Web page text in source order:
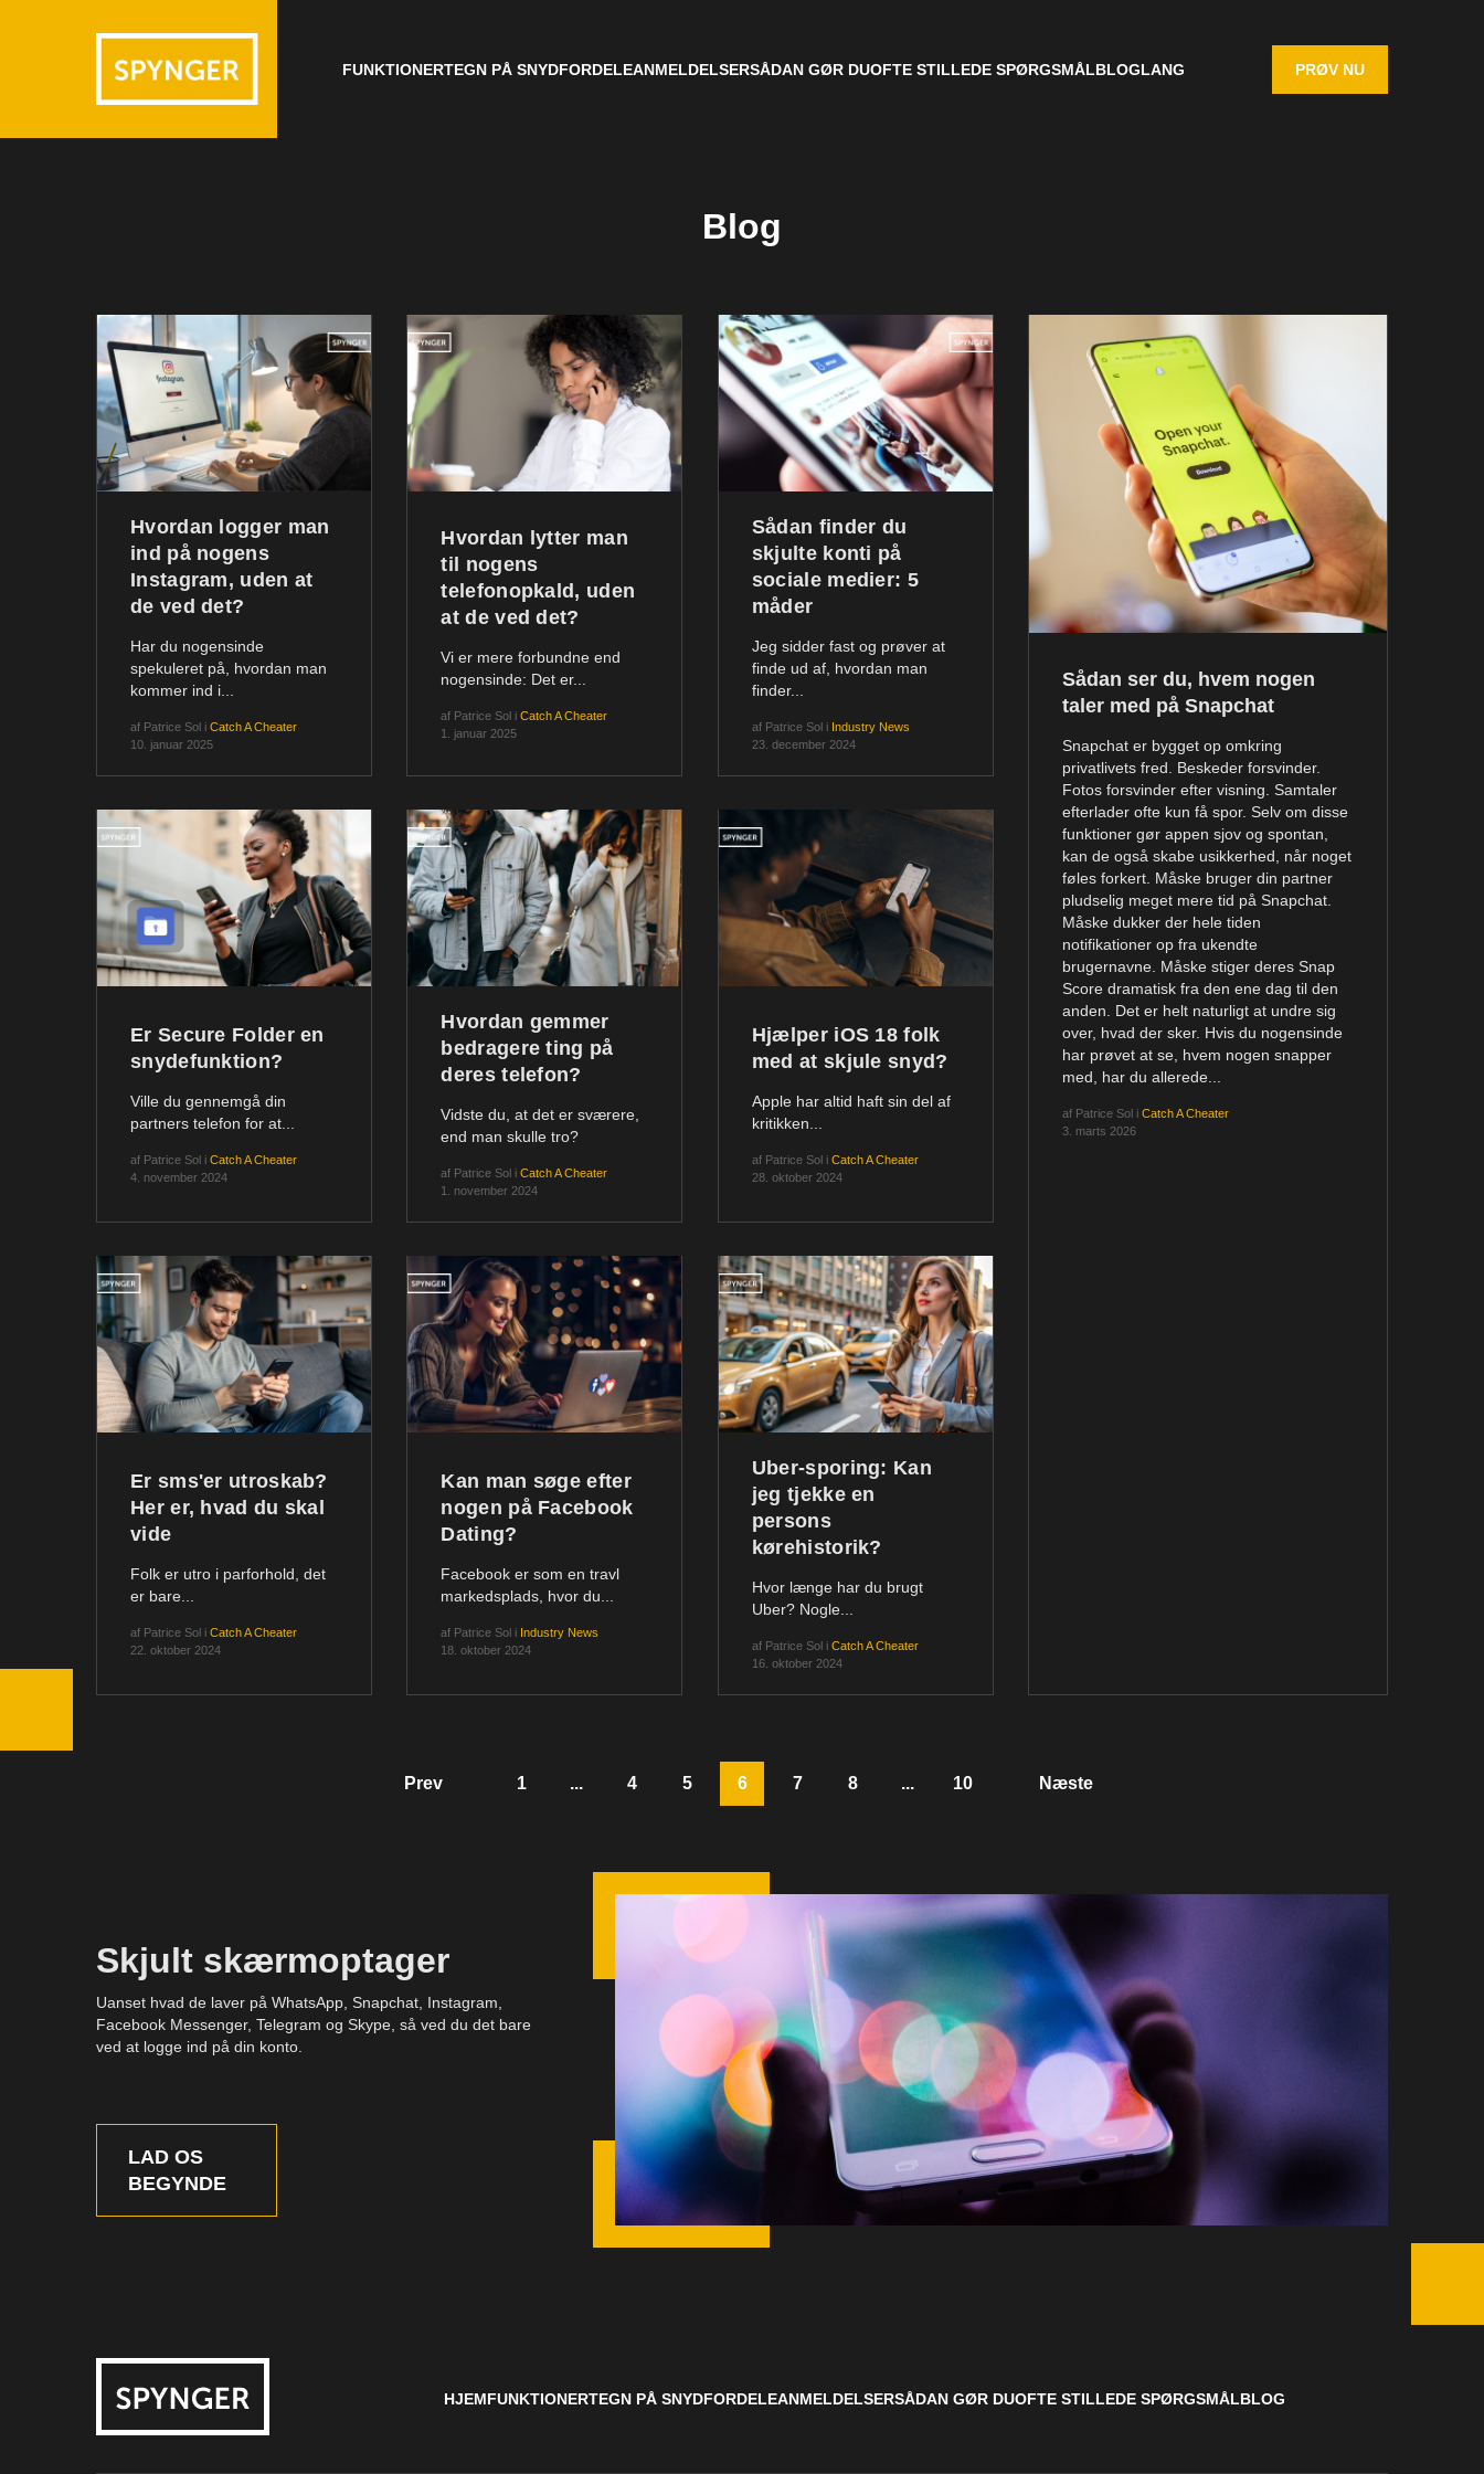
FUNKTIONERTEGN PÅ SNYDFORDELEANMELDELSERSÅDAN GØR DUOFTE STILLEDE SPØRGSMÅLBLOGLANG PRØV NU
Blog
Hvordan logger man
ind på nogens
Instagram, uden at
de ved det?
Har du nogensinde
spekuleret på, hvordan man
kommer ind i...
af Patrice Sol i Catch A Cheater
10. januar 2025
Hvordan lytter man
til nogens
telefonopkald, uden
at de ved det?
Vi er mere forbundne end
nogensinde: Det er...
af Patrice Sol iCatch A Cheater
1. januar 2025
Sådan finder du
skjulte konti på
sociale medier: 5
måder
Jeg sidder fast og prøver at
finde ud af, hvordan man
finder...
af Patrice Sol i Industry News
23. december 2024
Er Secure Folder en
snydefunktion?
Ville du gennemgå din
partners telefon for at...
af Patrice Sol i Catch A Cheater
4. november 2024
Hvordan gemmer
bedragere ting på
deres telefon?
Vidste du, at det er sværere,
end man skulle tro?
af Patrice Sol iCatch A Cheater
1. november 2024
Hjælper iOS 18 folk
med at skjule snyd?
Apple har altid haft sin del af
kritikken...
af Patrice Sol i Catch A Cheater
28. oktober 2024
Er sms'er utroskab?
Her er, hvad du skal
vide
Folk er utro i parforhold, det
er bare...
af Patrice Sol i Catch A Cheater
22. oktober 2024
Kan man søge efter
nogen på Facebook
Dating?
Facebook er som en travl
markedsplads, hvor du...
af Patrice Sol i Industry News
18. oktober 2024
Uber-sporing: Kan
jeg tjekke en
persons
kørehistorik?
Hvor længe har du brugt
Uber? Nogle...
af Patrice Sol i Catch A Cheater
16. oktober 2024
Sådan ser du, hvem nogen
taler med på Snapchat
Snapchat er bygget op omkring
privatlivets fred. Beskeder forsvinder.
Fotos forsvinder efter visning. Samtaler
efterlader ofte kun få spor. Selv om disse
funktioner gør appen sjov og spontan,
kan de også skabe usikkerhed, når noget
føles forkert. Måske bruger din partner
pludselig meget mere tid på Snapchat.
Måske dukker der hele tiden
notifikationer op fra ukendte
brugernavne. Måske stiger deres Snap
Score dramatisk fra den ene dag til den
anden. Det er helt naturligt at undre sig
over, hvad der sker. Hvis du nogensinde
har prøvet at se, hvem nogen snapper
med, har du allerede...
af Patrice Sol iCatch A Cheater
3. marts 2026
Prev 1 ... 4 5 6 7 8 ... 10 Næste
Skjult skærmoptager
Uanset hvad de laver på WhatsApp, Snapchat, Instagram,
Facebook Messenger, Telegram og Skype, så ved du det bare
ved at logge ind på din konto.
LAD OS
BEGYNDE
HJEMFUNKTIONERTEGN PÅ SNYDFORDELEANMELDELSERSÅDAN GØR DUOFTE STILLEDE SPØRGSMÅLBLOG